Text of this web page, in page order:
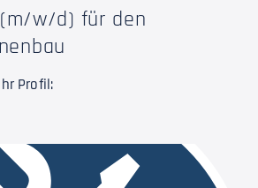
w/d) für den
Profil: